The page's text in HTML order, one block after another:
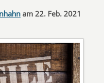
am 22. Feb. 2021